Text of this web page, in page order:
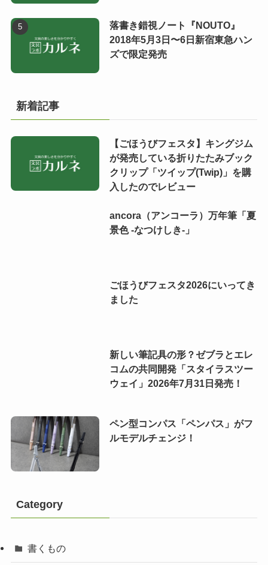
落書き錯視ノート『NOUTO』
2018年5月3日〜6日新宿東急ハン
ズで限定発売
新着記事
【ごほうびフェスタ】キングジム
が発売している折りたたみブック
クリップ「ツイップ(Twip)」を購
入したのでレビュー
ancora（アンコーラ）万年筆「夏
景色 -なつけしき-」
ごほうびフェスタ2026にいってき
ました
新しい筆記具の形？ゼブラとエレ
コムの共同開発「スタイラスツー
ウェイ」2026年7月31日発売！
ペン型コンパス「ペンパス」がフ
ルモデルチェンジ！
Category
書くもの